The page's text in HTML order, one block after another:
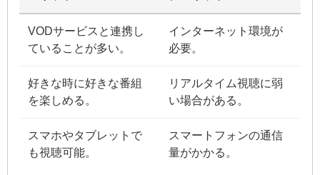
VODサービスと連携し
ていることが多い。
インターネット環境が
必要。
好きな時に好きな番組
を楽しめる。
リアルタイム視聴に弱
い場合がある。
スマホやタブレットで
も視聴可能。
スマートフォンの通信
量がかかる。